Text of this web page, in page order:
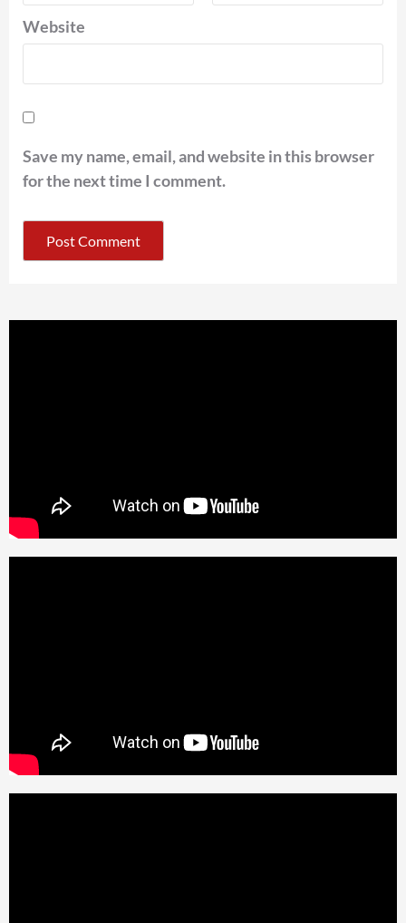
Website
Save my name, email, and website in this browser
for the next time I comment.